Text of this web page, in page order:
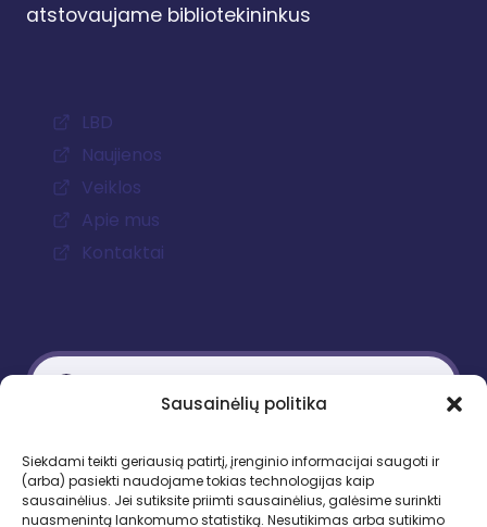
Sausainėlių politika
Siekdami teikti geriausią patirtį, įrenginio informacijai saugoti ir
(arba) pasiekti naudojame tokias technologijas kaip
sausainėlius. Jei sutiksite priimti sausainėlius, galėsime surinkti
nuasmenintą lankomumo statistiką. Nesutikimas arba sutikimo
atstovaujame bibliotekininkus
LBD
Naujienos
Veiklos
Apie mus
Kontaktai
Gedimino pr. 51, LT-01109 Vilnius